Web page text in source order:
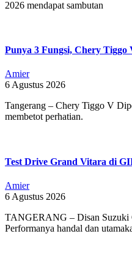
2026 mendapat sambutan
Punya 3 Fungsi, Chery
Amier
6 Agustus 2026
Tangerang – Chery Tiggo V
membetot perhatian.
Test Drive Grand Vitara di
Amier
6 Agustus 2026
TANGERANG – Disan Suzuki
Performanya handal dan